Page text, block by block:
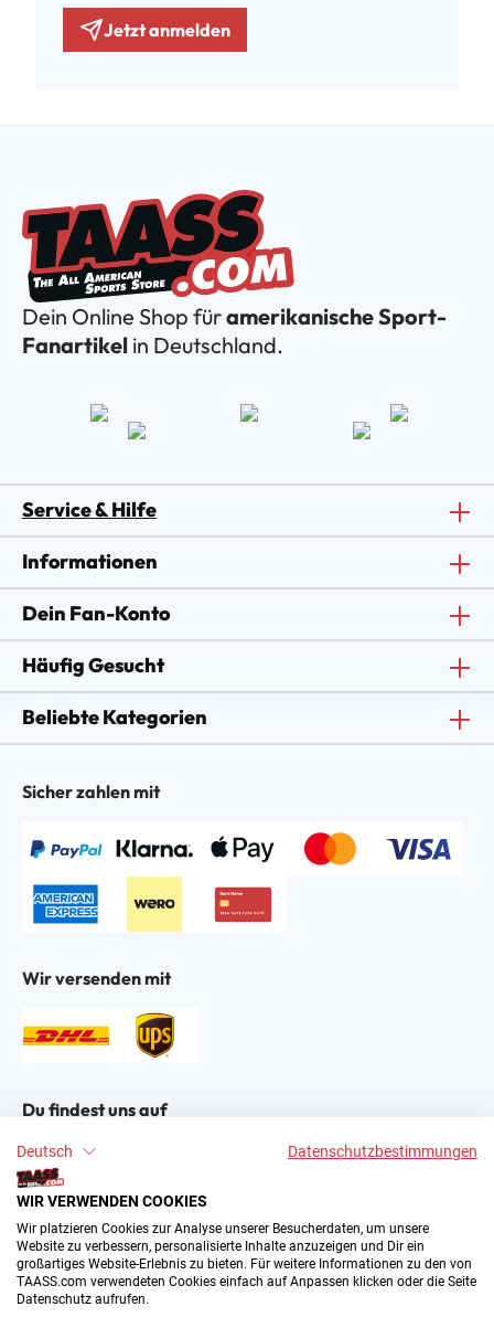
Deutsch Datenschutzbestimmungen
WIR VERWENDEN COOKIES
Wir platzieren Cookies zur Analyse unserer Besucherdaten, um unsere
Website zu verbessern, personalisierte Inhalte anzuzeigen und Dir ein
großartiges Website-Erlebnis zu bieten. Für weitere Informationen zu den von
TAASS.com verwendeten Cookies einfach auf Anpassen klicken oder die Seite
Datenschutz aufrufen.
Jetzt anmelden
Dein Online Shop füramerikanische Sport-
Fanartikel in Deutschland.
Service & Hilfe
Informationen
Dein Fan-Konto
Häufig Gesucht
Beliebte Kategorien
Sicher zahlen mit
Wir versenden mit
Du findest uns auf
2004–∞ © by The All American Sports Store GmbH
(TAASS®). Dein Online Shop für amerikanische Sport-